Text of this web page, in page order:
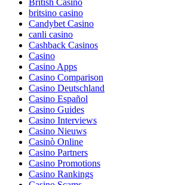
britsino casino
Candybet Casino
canli casino
Cashback Casinos
Casino
Casino Apps
Casino Comparison
Casino Deutschland
Casino Español
Casino Guides
Casino Interviews
Casino Nieuws
Casinò Online
Casino Partners
Casino Promotions
Casino Rankings